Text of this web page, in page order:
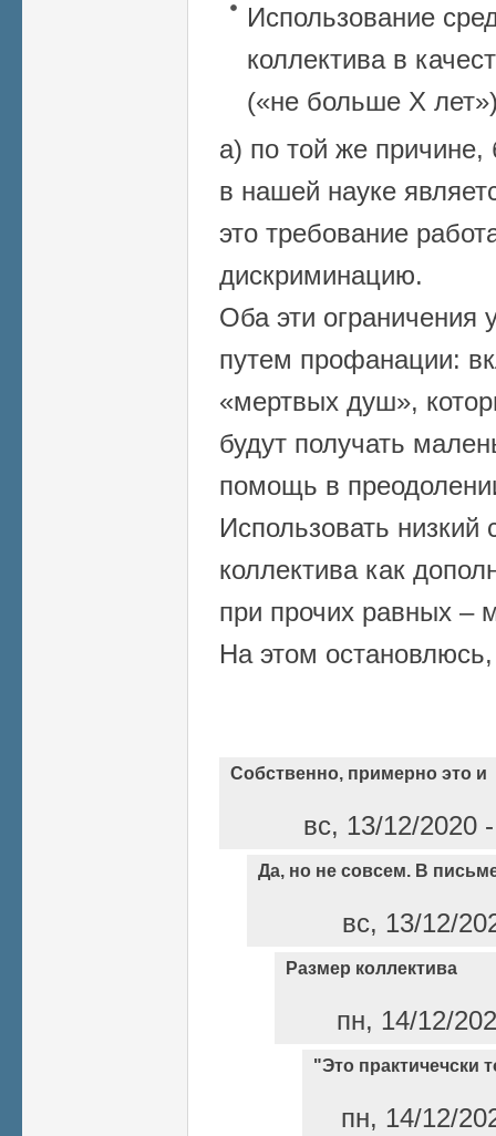
Использование
коллектива в
(«не больше Х
а) по той же
в нашей науке
это требование
дискриминацию.
Оба эти ограничения
путем профанации:
«мертвых душ»,
будут получать
помощь в
Использовать низкий
коллектива как
при прочих равных –
На этом
Собственно, примерно это и
вс, 13/12/2020
Да, но не совсем. В
вс, 13/12/
Размер коллектива
пн, 14/12/
"Это практичечски
пн, 14/12/